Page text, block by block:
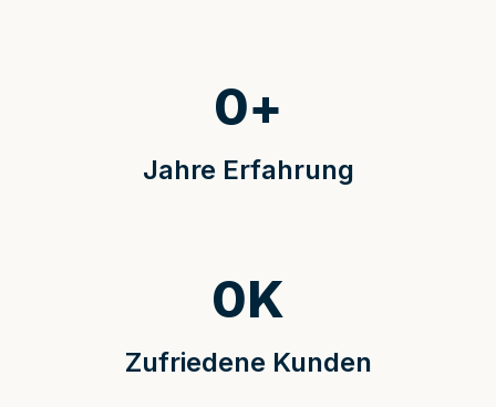
Jahre Erfahrung
0+
Zufriedene Kunden
0K